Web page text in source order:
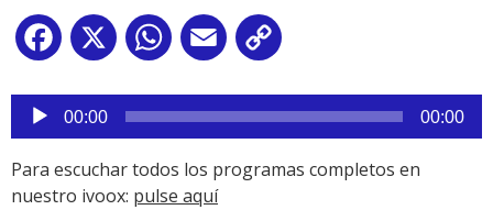
Facebook
X WhatsApp
Email
Reproductor
audio
00:00 00:00
Para escuchar todos los programas completos en
nuestro ivoox: pulse aquí